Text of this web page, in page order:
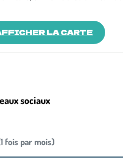
LA CARTE
sociaux
fois par mois)